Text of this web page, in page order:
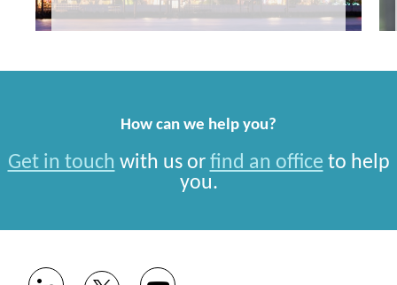
How can we help you?
Get in touch with us or find an office to help
you.